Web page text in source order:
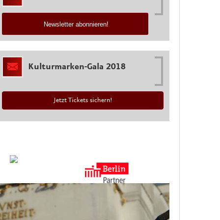
Newsletter abonnieren!
Kulturmarken-Gala 2018
Jetzt Tickets sichern!